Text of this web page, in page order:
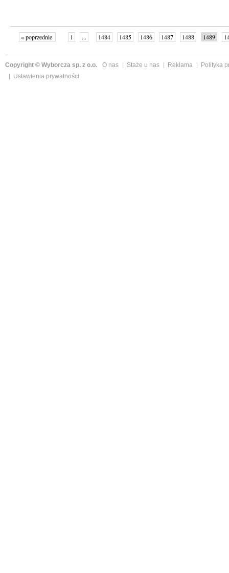
« poprzednie 1 ... 1484 1485 1486 1487 1488 1489
Copyright © Wyborcza sp. z o.o. O nas Staże u nas Reklama
Polityka
Ustawienia prywatności